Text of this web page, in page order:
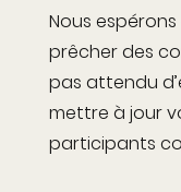
Nous
prêcher des
pas attendu
mettre à jour
participants